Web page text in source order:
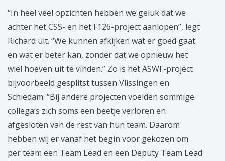
“In heel veel opzichten hebben we geluk dat we
achter het CSS- en het F126-project aanlopen”, legt
Richard uit. “We kunnen afkijken wat er goed gaat
en wat er beter kan, zonder dat we opnieuw het
wiel hoeven uit te vinden.” Zo is het ASWF-project
bijvoorbeeld gesplitst tussen Vlissingen en
Schiedam. “Bij andere projecten voelden sommige
collega’s zich soms een beetje verloren en
afgesloten van de rest van hun team. Daarom
hebben wij er vanaf het begin voor gekozen om
per team een Team Lead en een Deputy Team Lead